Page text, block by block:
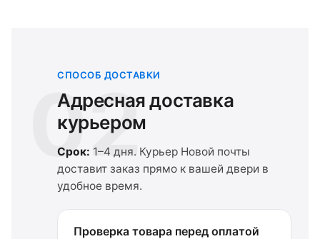
02
СПОСОБ ДОСТАВКИ
Адресная доставка
курьером
Срок: 1–4 дня. Курьер Новой почты
доставит заказ прямо к вашей двери в
удобное время.
Проверка товара перед оплатой